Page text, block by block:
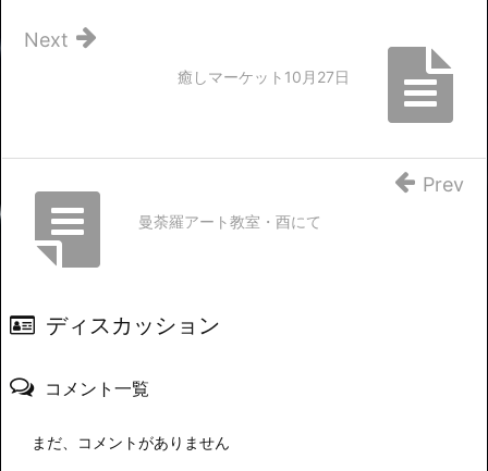
癒しマーケット10月27日
Next
曼荼羅アート教室・酉にて
Prev
ディスカッション
コメント一覧
まだ、コメントがありません